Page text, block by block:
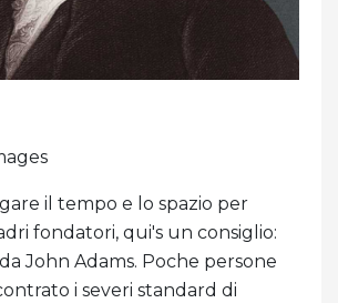
il tempo e lo spazio per
fondatori, qui's un consiglio:
John Adams. Poche persone
i severi standard di